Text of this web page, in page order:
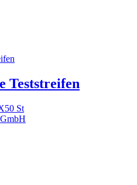
Teststreifen
St